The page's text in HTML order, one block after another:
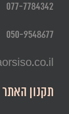
077-7784342
050-9548677
תקנון האתר